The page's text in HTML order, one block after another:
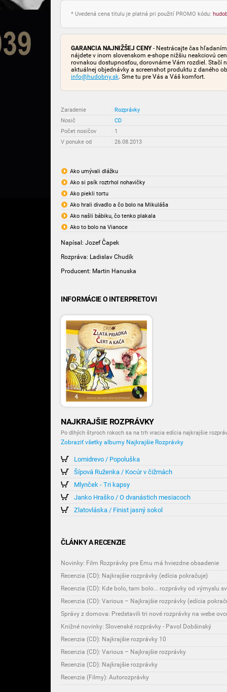
* Uvedená cena titulu je platná pri použití PROMO kódu:
GARANCIA NAJNIŽŠEJ CENY- Nestrácajte čas
nájdete v inom slovenskom e-shope nižšiu neakciovú
rovnakou dostupnosťou, dorovnáme Vám rozdiel. Stačí
aktuálnej objednávky a screenshot produktu z daného
info@hudobny.sk. Sme tu pre Vás a Váš komfort.
Zaradenie : Rozprávky
Nosič
: CD
Počet nosičov
: 1
V ponuke od
: 26.08.2013
Ako umývali dlážku
Ako si psík roztrhol nohavičky
Ako piekli tortu
Ako hrali divadlo a čo bolo na Mikuláša
Ako našli bábiku, čo tenko plakala
Ako to bolo na Vianoce
Napísal: Jozef Čapek
Rozpráva: Ladislav Chudík
Producent: Martin Hanuska
INFORMÁCIE O INTERPRETOVI
NAJKRAJŠIE ROZPRÁVKY
Po dlhých štyroch rokoch sa na trh vracia edícia najkrajšie
Zobraziť všetky albumy Najkrajšie Rozprávky
Lomidrevo / Popoluška
Šípová Ruženka / Kocúr v čižmách
Mlynček - Tri kapsy
Janko Hraško / O dvanástich mesiacoch
Zlatovláska / Finist jasný sokol
ČLÁNKY A RECENZIE
Novinky: Film Rozprávky pre Emu má hviezdne obsadenie
Recenzia (CD): Najkrajšie rozprávky (edícia pokračuje)
Recenzia (CD): Kde bolo, tam bolo... rozprávky od výmyslu
Recenzia (CD): Various – Najkrajšie rozprávky (edícia
Správy z domova: Predstavili tri nové rozprávky na webe
Knižné novinky: Slovenské rozprávky - Pavol Dobšinský
Recenzia (CD): Najkrajšie rozprávky 10
Recenzia (CD): Various – Najkrajšie rozprávky
Recenzia (CD): Najkrajšie rozprávky
Recenzia (Filmy): Autorozprávky